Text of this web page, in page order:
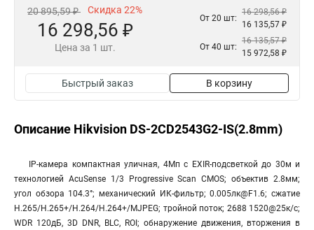
20 895,59 ₽ Скидка 22%
16 298,56 ₽
Цена за 1 шт.
От 20 шт:
16 298,56 ₽
16 135,57 ₽
От 40 шт:
16 135,57 ₽
15 972,58 ₽
Быстрый заказ В корзину
Описание Hikvision DS-2CD2543G2-IS(2.8mm)
IP-камера компактная уличная, 4Мп с EXIR-подсветкой до 30м и
технологией AcuSense 1/3 Progressive Scan CMOS; объектив 2.8мм;
угол обзора 104.3°; механический ИК-фильтр; 0.005лк@F1.6; сжатие
H.265/H.265+/H.264/H.264+/MJPEG; тройной поток; 2688 1520@25к/с;
WDR 120дБ, 3D DNR, BLC, ROI; обнаружение движения, вторжения в